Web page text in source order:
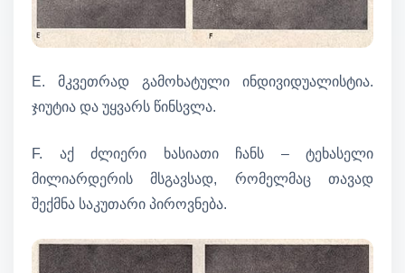
E. მკვეთრად გამოხატული ინდივიდუალისტია.
ჯიუტია და უყვარს წინსვლა.
F. აქ ძლიერი ხასიათი ჩანს – ტეხასელი
მილიარდერის მსგავსად, რომელმაც თავად
შექმნა საკუთარი პიროვნება.